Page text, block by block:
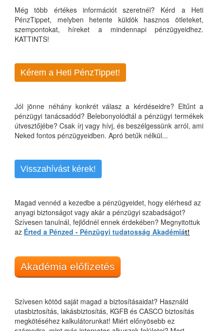
Még több értékes információt szeretnél? Kérd a Heti
PénzTippet, melyben hetente küldök hasznos ötleteket,
szempontokat, híreket a mindennapi pénzügyeidhez.
KATTINTS!
Kérem a Heti PénzTippet!
Jól jönne néhány konkrét válasz a kérdéseidre? Eltűnt a
pénzügyi tanácsadód? Belebonyolódtál a pénzügyi termékek
útvesztőjébe? Csak írj vagy hívj, és beszélgessünk arról, ami
Neked fontos pénzügyeidben. Apró betűk nélkül...
Visszahívást kérek!
Magad vennéd a kezedbe a pénzügyeidet, hogy elérhesd az
anyagi biztonságot vagy akár a pénzügyi szabadságot?
Szívesen tanulnál, fejlődnél ennek érdekében? Megnyitottuk
az Érted a Pénzed - Pénzügyi tudatosság Akadémiát!
Akadémia előfizetés
Szívesen kötöd saját magad a biztosításaidat? Használd
utasbiztosítás, lakásbiztosítás, KGFB és CASCO biztosítás
megkötéséhez kalkulátorunkat! Miért előnyösebb ez